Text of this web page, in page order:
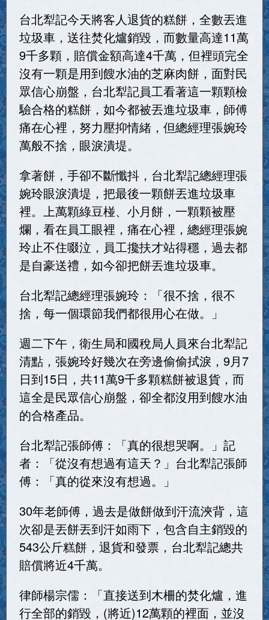
台北犁記今天將客人退貨的糕餅，全數丟進
垃圾車，送往焚化爐銷毀，而數量高達11萬
9千多顆，賠償金額高達4千萬，但裡頭完全
沒有一顆是用到餿水油的芝麻肉餅，面對民
眾信心崩盤，台北犁記員工看著這一顆顆檢
驗合格的糕餅，如今都被丟進垃圾車，師傅
痛在心裡，努力壓抑情緒，但總經理張婉玲
萬般不捨，眼淚潰堤。
拿著餅，手卻不斷懺抖，台北犁記總經理張
婉玲眼淚潰堤，把最後一顆餅丟進垃圾車
裡。上萬顆綠豆椪、小月餅，一顆顆被壓
爛，看在員工眼裡，痛在心裡，總經理張婉
玲止不住啜泣，員工攙扶才站得穩，過去都
是自豪送禮，如今卻把餅丟進垃圾車。
台北犁記總經理張婉玲：「很不捨，很不
捨，每一個環節我們都很用心在做。」
週二下午，衛生局和國稅局人員來台北犁記
清點，張婉玲好幾次在旁邊偷偷拭淚，9月7
日到15日，共11萬9千多顆糕餅被退貨，而
這全是民眾信心崩盤，卻全都沒用到餿水油
的合格產品。
台北犁記張師傅：「真的很想哭啊。」記
者：「從沒有想過有這天？」台北犁記張師
傅：「真的從來沒有想過。」
30年老師傅，過去是做餅做到汗流浹背，這
次卻是丟餅丟到汗如雨下，包含自主銷毀的
543公斤糕餅，退貨和發票，台北犁記總共
賠償將近4千萬。
律師楊宗儒：「直接送到木柵的焚化爐，進
行全部的銷毀，(將近)12萬顆的裡面，並沒